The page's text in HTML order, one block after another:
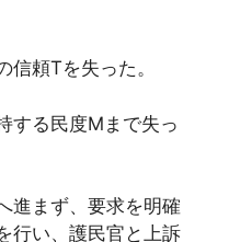
頼Tを失った。
する民度Mまで失っ
進まず、要求を明確
行い、護民官と上訴